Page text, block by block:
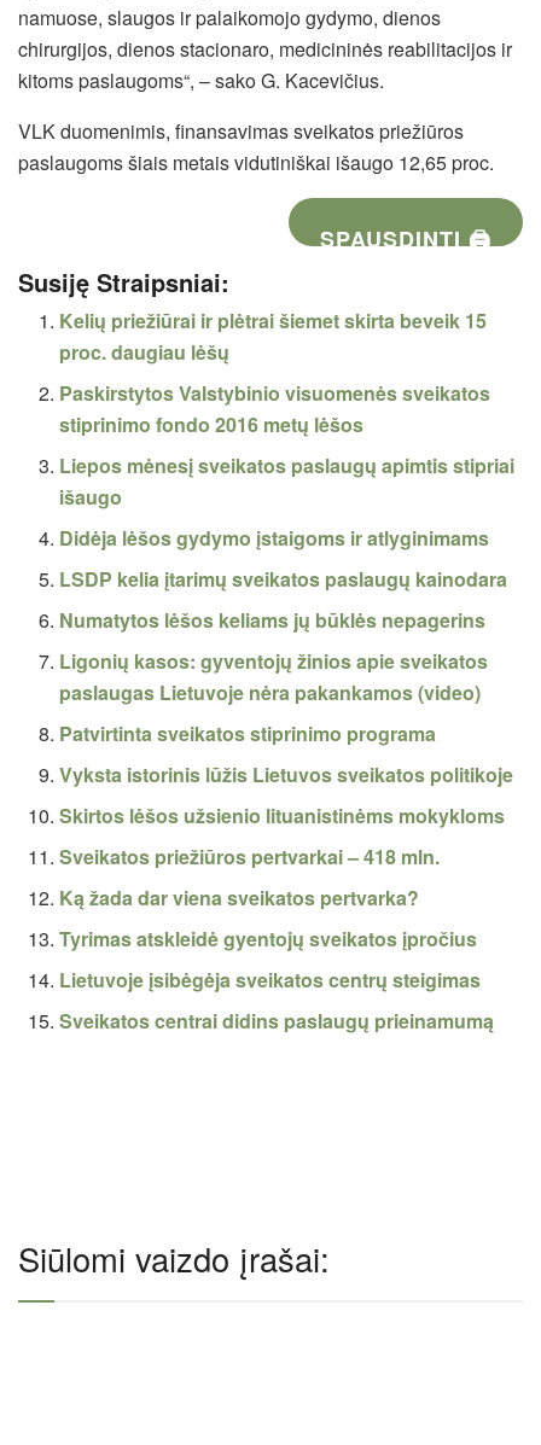
namuose, slaugos ir palaikomojo gydymo, dienos
chirurgijos, dienos stacionaro, medicininės reabilitacijos ir
kitoms paslaugoms“, – sako G. Kacevičius.
VLK duomenimis, finansavimas sveikatos priežiūros
paslaugoms šiais metais vidutiniškai išaugo 12,65 proc.
SPAUSDINTI 🖨
Susiję Straipsniai:
Kelių priežiūrai ir plėtrai šiemet skirta beveik 15
proc. daugiau lėšų
Paskirstytos Valstybinio visuomenės sveikatos
stiprinimo fondo 2016 metų lėšos
Liepos mėnesį sveikatos paslaugų apimtis stipriai
išaugo
Didėja lėšos gydymo įstaigoms ir atlyginimams
LSDP kelia įtarimų sveikatos paslaugų kainodara
Numatytos lėšos keliams jų būklės nepagerins
Ligonių kasos: gyventojų žinios apie sveikatos
paslaugas Lietuvoje nėra pakankamos (video)
Patvirtinta sveikatos stiprinimo programa
Vyksta istorinis lūžis Lietuvos sveikatos politikoje
Skirtos lėšos užsienio lituanistinėms mokykloms
Sveikatos priežiūros pertvarkai – 418 mln.
Ką žada dar viena sveikatos pertvarka?
Tyrimas atskleidė gyentojų sveikatos įpročius
Lietuvoje įsibėgėja sveikatos centrų steigimas
Sveikatos centrai didins paslaugų prieinamumą
Siūlomi vaizdo įrašai: